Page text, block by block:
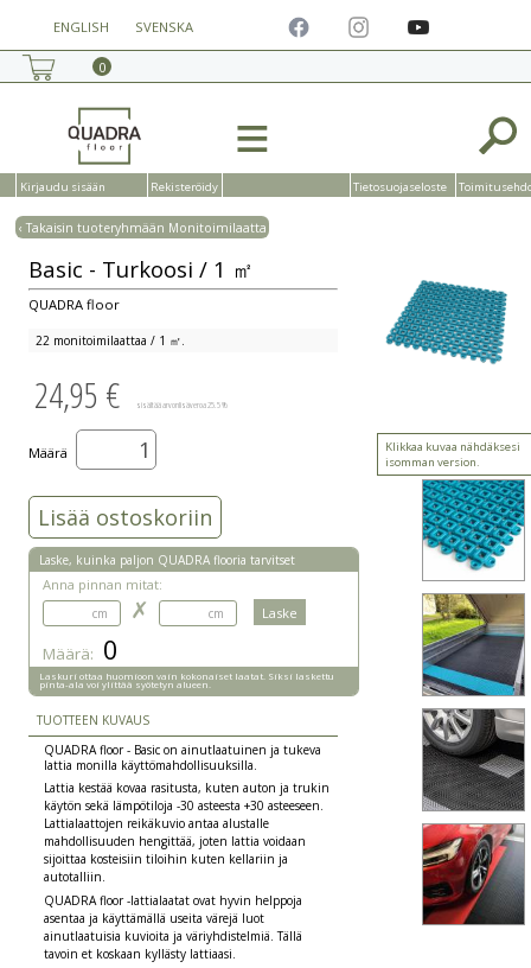
ENGLISH SVENSKA
0
≡
Kirjaudu sisään Rekisteröidy Tietosuojaseloste
‹ Takaisin tuoteryhmään Monitoimilaatta
Klikkaa kuvaa nähdäksesi
isomman version.
Basic - Turkoosi / 1 ㎡
QUADRA floor
22 monitoimilaattaa / 1 ㎡.
24,95 € sisältää arvonlisäveroa 25.5 %
Määrä
Laske, kuinka paljon QUADRA flooria tarvitset
Anna pinnan mitat:
✗
Määrä: 0
Laskuri ottaa huomioon vain kokonaiset laatat. Siksi laskettu
pinta-ala voi ylittää syötetyn alueen.
TUOTTEEN KUVAUS
QUADRA floor - Basic on ainutlaatuinen ja tukeva
lattia monilla käyttömahdollisuuksilla.
Lattia kestää kovaa rasitusta, kuten auton ja trukin
käytön sekä lämpötiloja -30 asteesta +30 asteeseen.
Lattialaattojen reikäkuvio antaa alustalle
mahdollisuuden hengittää, joten lattia voidaan
sijoittaa kosteisiin tiloihin kuten kellariin ja
autotalliin.
QUADRA floor -lattialaatat ovat hyvin helppoja
asentaa ja käyttämällä useita värejä luot
ainutlaatuisia kuvioita ja väriyhdistelmiä. Tällä
tavoin et koskaan kyllästy lattiaasi.